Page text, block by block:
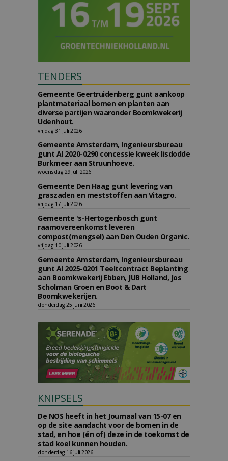
TENDERS
Gemeente Geertruidenberg gunt aankoop
plantmateriaal bomen en planten aan
diverse partijen waaronder Boomkwekerij
Udenhout.
vrijdag 31 juli 2026
Gemeente Amsterdam, Ingenieursbureau
gunt AI 2020-0290 concessie kweek lisdodde
Burkmeer aan Struunhoeve.
woensdag 29 juli 2026
Gemeente Den Haag gunt levering van
graszaden en meststoffen aan Vitagro.
vrijdag 17 juli 2026
Gemeente 's-Hertogenbosch gunt
raamovereenkomst leveren
compost(mengsel) aan Den Ouden Organic.
vrijdag 10 juli 2026
Gemeente Amsterdam, Ingenieursbureau
gunt AI 2025-0201 Teeltcontract Beplanting
aan Boomkwekerij Ebben, JUB Holland, Jos
Scholman Groen en Boot & Dart
Boomkwekerijen.
donderdag 25 juni 2026
KNIPSELS
De NOS heeft in het Journaal van 15-07 en
op de site aandacht voor de bomen in de
stad, en hoe (én of) deze in de toekomst de
stad koel kunnen houden.
donderdag 16 juli 2026